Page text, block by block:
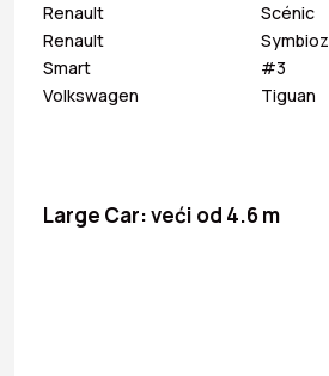
Renault
Scénic
Renault
Symbioz
Smart
#3
Volkswagen
Tiguan
Large Car: veći od 4.6 m